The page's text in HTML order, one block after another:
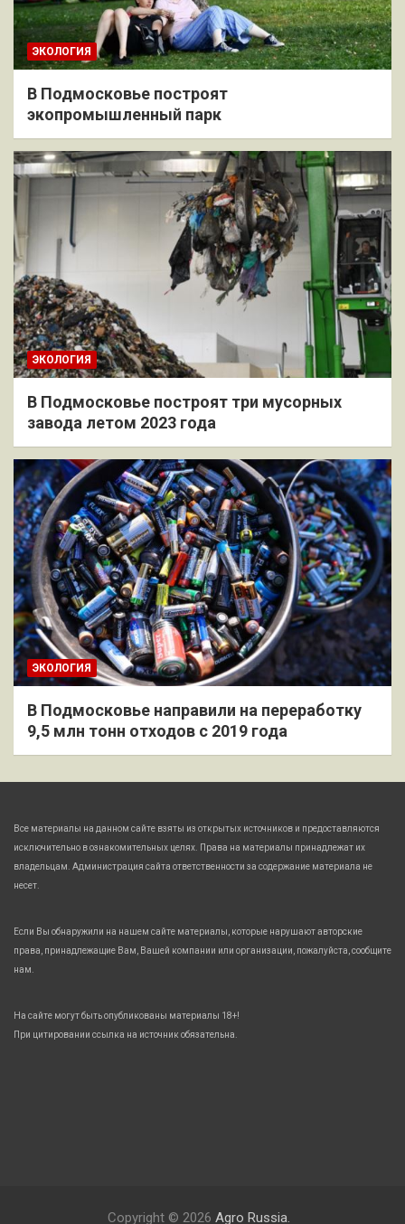
ЭКОЛОГИЯ
В Подмосковье построят
экопромышленный парк
ЭКОЛОГИЯ
В Подмосковье построят три мусорных
завода летом 2023 года
ЭКОЛОГИЯ
В Подмосковье направили на переработку
9,5 млн тонн отходов с 2019 года
Все материалы на данном сайте взяты из открытых источников и предоставляются
исключительно в ознакомительных целях. Права на материалы принадлежат их
владельцам. Администрация сайта ответственности за содержание материала не
несет.
Если Вы обнаружили на нашем сайте материалы, которые нарушают авторские
права, принадлежащие Вам, Вашей компании или организации, пожалуйста, сообщите
нам.
На сайте могут быть опубликованы материалы 18+!
При цитировании ссылка на источник обязательна.
Copyright © 2026 Agro Russia.